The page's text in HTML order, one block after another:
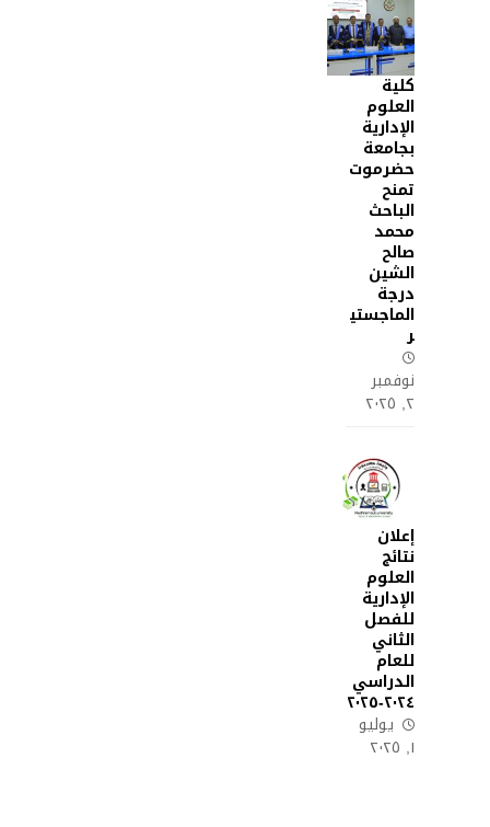
كلية
العلوم
الإدارية
بجامعة
حضرموت
تمنح
الباحث
محمد
صالح
الشين
درجة
الماجستي
ر
نوفمبر
٢, ٢٠٢٥
إعلان
نتائج
العلوم
الإدارية
للفصل
الثاني
للعام
الدراسي
٢٠٢٤-٢٠٢٥
يوليو
١, ٢٠٢٥